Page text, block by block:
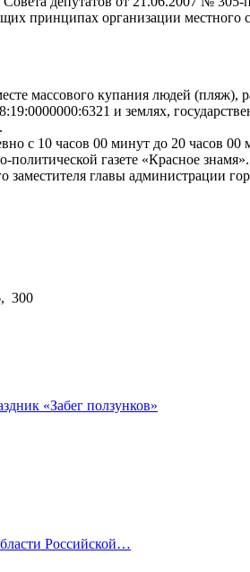
принципах организации местного
массового купания людей
и землях,
с 10 часов 00 минут до 20 часов 00
газете «Красное знамя».
заместителя главы администрации
300
«Забег ползунков»
Российской…